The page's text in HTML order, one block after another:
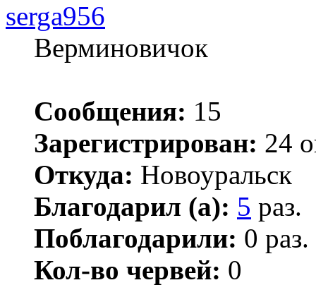
serga956
Верминовичок
Сообщения: 15
Зарегистрирован: 24
Откуда: Новоуральск
Благодарил (а): 5 раз.
Поблагодарили: 0 раз.
Кол-во червей: 0